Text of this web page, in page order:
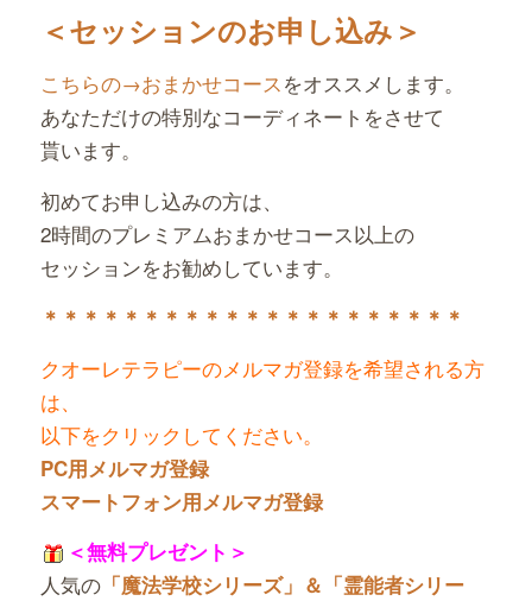
＜セッションのお申し込み＞
こちらの→おまかせコースをオススメします。
あなただけの特別なコーディネートをさせて
貰います。
初めてお申し込みの方は、
2時間のプレミアムおまかせコース以上の
セッションをお勧めしています。
＊＊＊＊＊＊＊＊＊＊＊＊＊＊＊＊＊＊＊＊＊
クオーレテラピーのメルマガ登録を希望される方
は、
以下をクリックしてください。
PC用メルマガ登録
スマートフォン用メルマガ登録
＜無料プレゼント＞
人気の「魔法学校シリーズ」＆「霊能者シリー